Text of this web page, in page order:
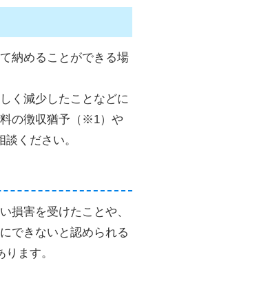
納めることができる場
く減少したことなどに
の徴収猶予（※1）や
ください。
損害を受けたことや、
できないと認められる
ます。